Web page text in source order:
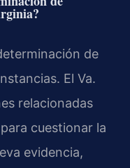
de
El Va.
relacionadas
cuestionar la
evidencia,